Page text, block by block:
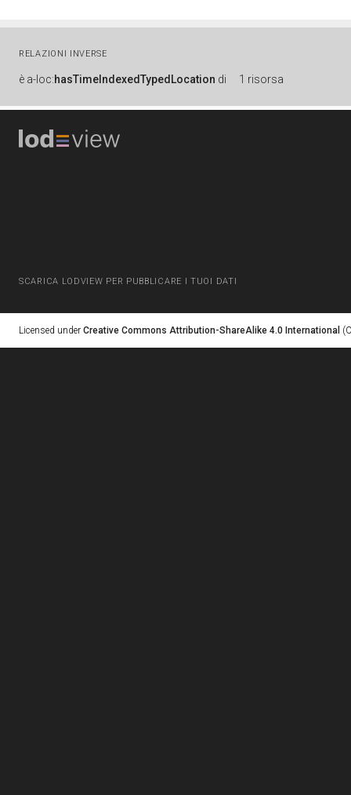
RELAZIONI INVERSE
è a-loc:hasTimeIndexedTypedLocation di 1 risorsa
SCARICA LODVIEW PER PUBBLICARE I TUOI DATI
Licensed under Creative Commons Attribution-ShareAlike 4.0 International